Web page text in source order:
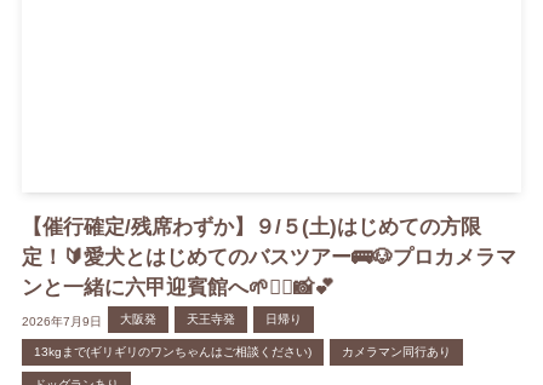
【催行確定/残席わずか】９/５(土)はじめての方限
定！🔰愛犬とはじめてのバスツアー🚌🐶プロカメラマ
ンと一緒に六甲迎賓館へ🌱👨‍⚕️📸💕
2026年7月9日 大阪発 天王寺発 日帰り
13kgまで(ギリギリのワンちゃんはご相談ください) カメラマン同行あり